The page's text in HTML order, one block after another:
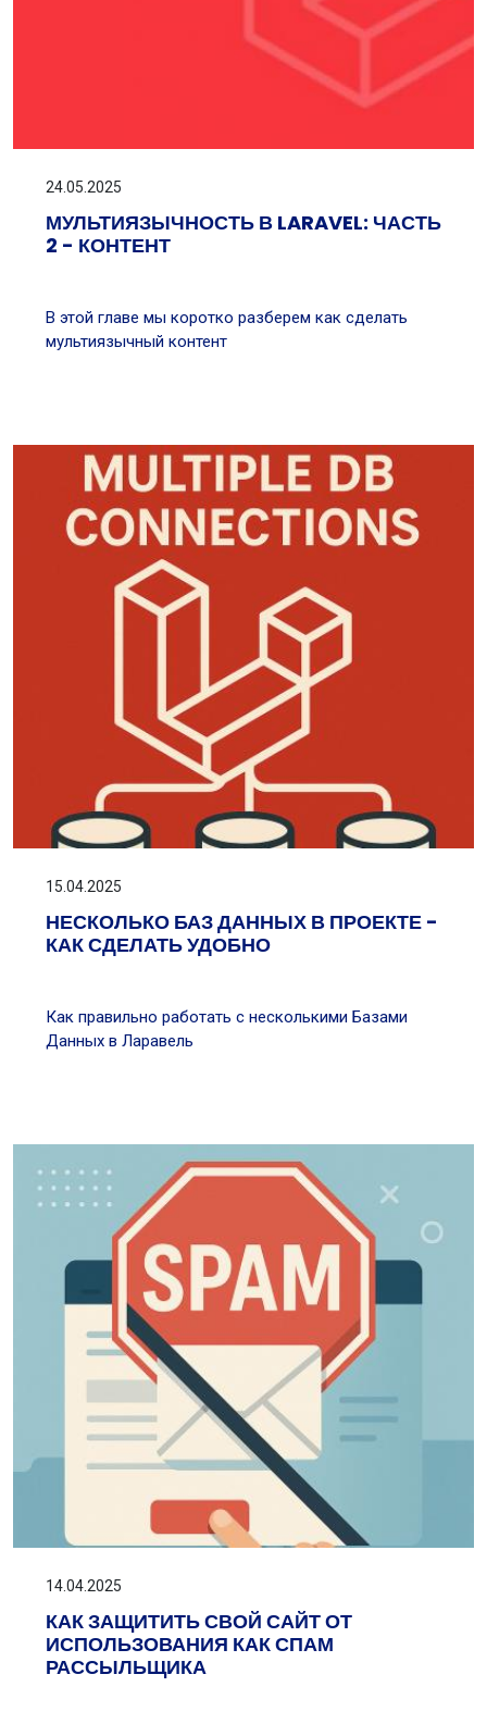
24.05.2025
МУЛЬТИЯЗЫЧНОСТЬ В LARAVEL: ЧАСТЬ
2 - КОНТЕНТ
В этой главе мы коротко разберем как сделать
мультиязычный контент
15.04.2025
НЕСКОЛЬКО БАЗ ДАННЫХ В ПРОЕКТЕ -
КАК СДЕЛАТЬ УДОБНО
Как правильно работать с несколькими Базами
Данных в Ларавель
14.04.2025
КАК ЗАЩИТИТЬ СВОЙ САЙТ ОТ
ИСПОЛЬЗОВАНИЯ КАК СПАМ
РАССЫЛЬЩИКА